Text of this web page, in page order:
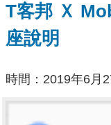
T客邦 Ｘ
座說明
時間：2019年6月